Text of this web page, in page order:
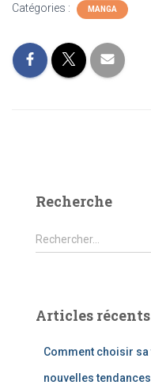
Catégories : MANGA
Recherche
R
e
r
Rechercher…
Articles récents
Comment choisir
nouvelles